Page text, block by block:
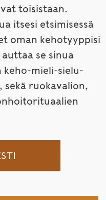
toisistaan.
itsesi etsimisessä
oman kehotyyppisi
se sinua
mieli-sielu-
sekä ruokavalion,